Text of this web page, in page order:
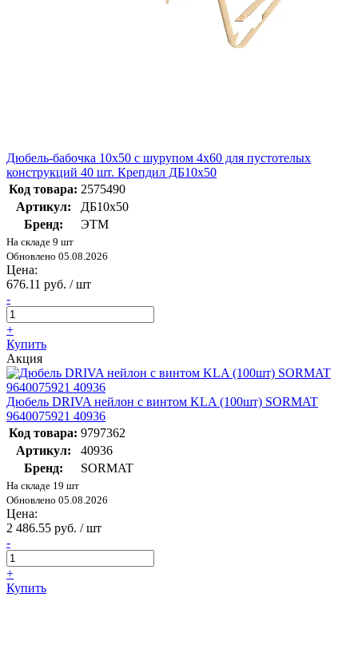
Дюбель-бабочка 10х50 с шурупом 4х60 для пустотелых
конструкций 40 шт. Крепдил ДБ10х50
Код товара: 2575490
Артикул:
ДБ10х50
Бренд:
ЭТМ
На складе 9 шт
Обновлено 05.08.2026
Цена:
676.11 руб. / шт
-
+
Купить
Акция
Дюбель DRIVA нейлон с винтом KLA (100шт) SORMAT
9640075921 40936
Код товара: 9797362
Артикул:
40936
Бренд:
SORMAT
На складе 19 шт
Обновлено 05.08.2026
Цена:
2 486.55 руб. / шт
-
+
Купить